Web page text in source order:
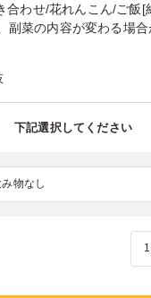
合わせ/花れんこん/ご飯[
菜の内容が変わる場合
下記選択してください